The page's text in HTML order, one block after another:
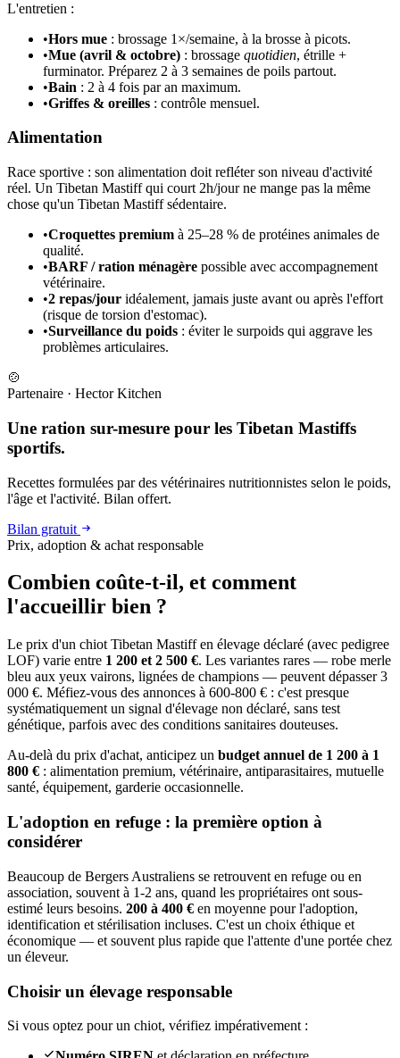
L'entretien :
•Hors mue : brossage 1×/semaine, à la brosse à picots.
•Mue (avril & octobre) : brossage quotidien, étrille +
furminator. Préparez 2 à 3 semaines de poils partout.
•Bain : 2 à 4 fois par an maximum.
•Griffes & oreilles : contrôle mensuel.
Alimentation
Race sportive : son alimentation doit refléter son niveau d'activité
réel. Un Tibetan Mastiff qui court 2h/jour ne mange pas la même
chose qu'un Tibetan Mastiff sédentaire.
•Croquettes premium à 25–28 % de protéines animales de
qualité.
•BARF / ration ménagère possible avec accompagnement
vétérinaire.
•2 repas/jour idéalement, jamais juste avant ou après l'effort
(risque de torsion d'estomac).
•Surveillance du poids : éviter le surpoids qui aggrave les
problèmes articulaires.
🍲
Partenaire · Hector Kitchen
Une ration sur-mesure pour les Tibetan Mastiffs
sportifs.
Recettes formulées par des vétérinaires nutritionnistes selon le poids,
l'âge et l'activité. Bilan offert.
Bilan gratuit
Prix, adoption & achat responsable
Combien coûte-t-il, et comment
l'accueillir bien ?
Le prix d'un chiot Tibetan Mastiff en élevage déclaré (avec pedigree
LOF) varie entre 1 200 et 2 500 €. Les variantes rares — robe merle
bleu aux yeux vairons, lignées de champions — peuvent dépasser 3
000 €. Méfiez-vous des annonces à 600-800 € : c'est presque
systématiquement un signal d'élevage non déclaré, sans test
génétique, parfois avec des conditions sanitaires douteuses.
Au-delà du prix d'achat, anticipez un budget annuel de 1 200 à 1
800 € : alimentation premium, vétérinaire, antiparasitaires, mutuelle
santé, équipement, garderie occasionnelle.
L'adoption en refuge : la première option à
considérer
Beaucoup de Bergers Australiens se retrouvent en refuge ou en
association, souvent à 1-2 ans, quand les propriétaires ont sous-
estimé leurs besoins. 200 à 400 € en moyenne pour l'adoption,
identification et stérilisation incluses. C'est un choix éthique et
économique — et souvent plus rapide que l'attente d'une portée chez
un éleveur.
Choisir un élevage responsable
Si vous optez pour un chiot, vérifiez impérativement :